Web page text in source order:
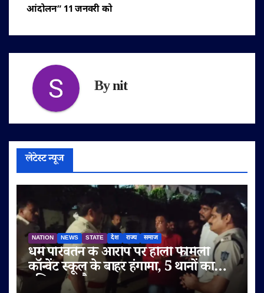
आंदोलन” 11 जनवरी को
Bynit
लेटेस्ट न्यूज
NATION NEWS STATE देश राज्य समाज
धर्म परिवर्तन के आरोप पर होली फैमिली
कॉन्वेंट स्कूल के बाहर हंगामा, 5 थानों का
पुलिस बल तैनात